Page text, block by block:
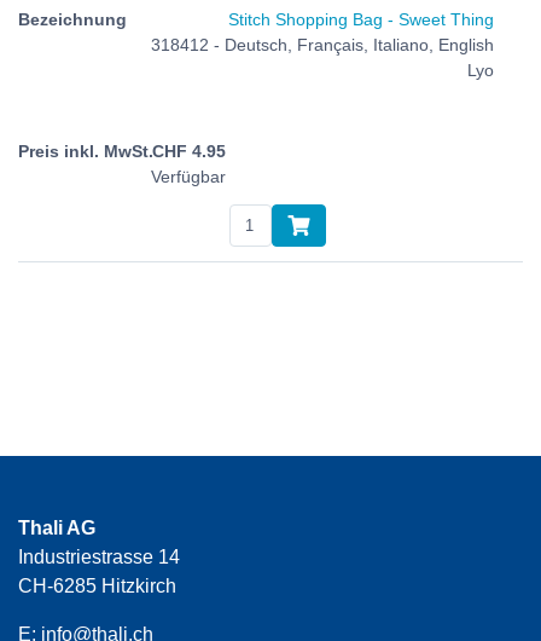
Stitch Shopping Bag - Sweet Thing
318412 - Deutsch, Français, Italiano, English
Lyo
CHF 4.95
Verfügbar
Thali AG
Industriestrasse 14
CH-6285 Hitzkirch
E: info@thali.ch